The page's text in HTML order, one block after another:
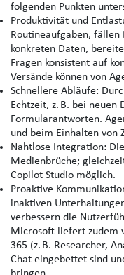
folgenden Punkten
Produktivität und
Routineaufgaben, fällen
konkreten Daten,
Fragen konsistent auf
Versände können von
Schnellere Abläufe:
Echtzeit, z. B. bei neuen
Formularantworten.
und beim Einhalten von
Nahtlose Integration:
Medienbrüche;
Copilot Studio möglich.
Proaktive
inaktiven
verbessern die
Microsoft liefert zudem
365 (z. B. Researcher,
Chat eingebettet sind